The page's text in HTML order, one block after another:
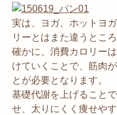
実は、ヨガ、ホットヨ
リーとはまた違うとこ
確かに、消費カロリー
けていくことで、筋肉
とが必要となります。
基礎代謝を上げること
せ、太りにくく痩せやす